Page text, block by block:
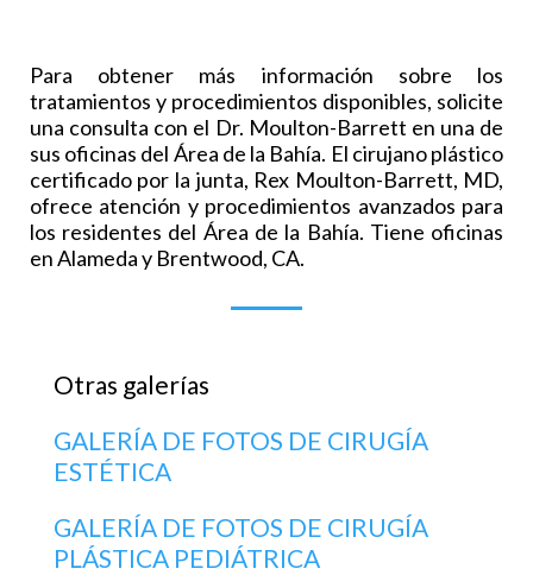
Para obtener más información sobre los
tratamientos y procedimientos disponibles, solicite
una consulta con el Dr. Moulton-Barrett en una de
sus oficinas del Área de la Bahía. El cirujano plástico
certificado por la junta, Rex Moulton-Barrett, MD,
ofrece atención y procedimientos avanzados para
los residentes del Área de la Bahía. Tiene oficinas
en Alameda y Brentwood, CA.
Otras galerías
GALERÍA DE FOTOS DE CIRUGÍA
ESTÉTICA
GALERÍA DE FOTOS DE CIRUGÍA
PLÁSTICA PEDIÁTRICA